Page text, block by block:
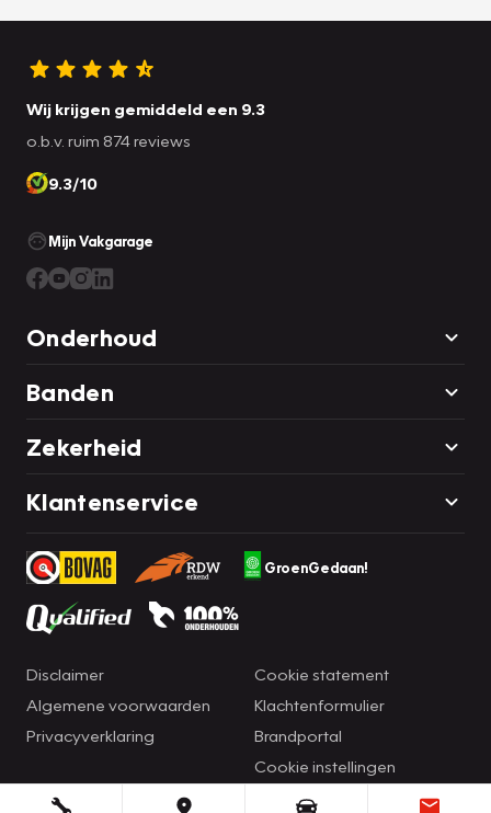
Wij krijgen gemiddeld een 9.3
o.b.v. ruim 874 reviews
9.3/10
Mijn Vakgarage
Onderhoud
Banden
Zekerheid
Klantenservice
GroenGedaan!
Disclaimer
Algemene voorwaarden
Privacyverklaring
Cookie statement
Klachtenformulier
Brandportal
Cookie instellingen